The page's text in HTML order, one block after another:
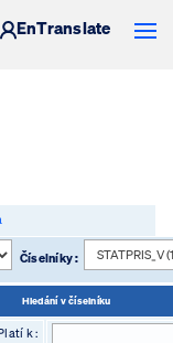
REPUBLIKY
EnTranslate
Číselníky :
Hledání v číselníku
k :